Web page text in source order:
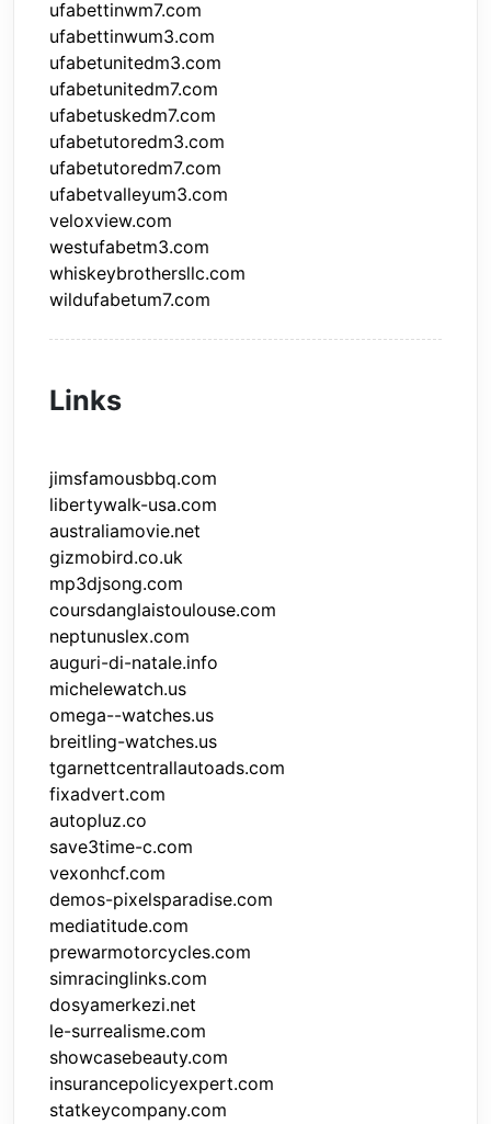
ufabettinwm7.com
ufabettinwum3.com
ufabetunitedm3.com
ufabetunitedm7.com
ufabetuskedm7.com
ufabetutoredm3.com
ufabetutoredm7.com
ufabetvalleyum3.com
veloxview.com
westufabetm3.com
whiskeybrothersllc.com
wildufabetum7.com
Links
jimsfamousbbq.com
libertywalk-usa.com
australiamovie.net
gizmobird.co.uk
mp3djsong.com
coursdanglaistoulouse.com
neptunuslex.com
auguri-di-natale.info
michelewatch.us
omega--watches.us
breitling-watches.us
tgarnettcentrallautoads.com
fixadvert.com
autopluz.co
save3time-c.com
vexonhcf.com
demos-pixelsparadise.com
mediatitude.com
prewarmotorcycles.com
simracinglinks.com
dosyamerkezi.net
le-surrealisme.com
showcasebeauty.com
insurancepolicyexpert.com
statkeycompany.com